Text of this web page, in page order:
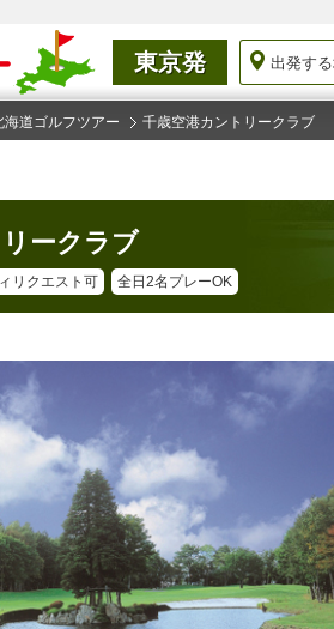
東京発 出発す
海道ゴルフツアー 千歳空港カントリークラブ
ークラブ
リクエスト可 全日2名プレーOK